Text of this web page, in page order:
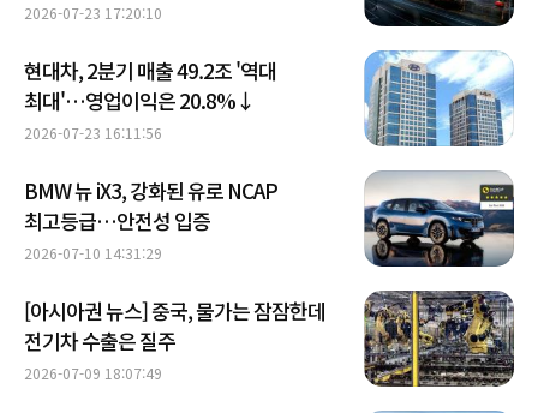
2026-07-23 17:20:10
현대차, 2분기 매출 49.2조 '역대
최대'…영업이익은 20.8%↓
2026-07-23 16:11:56
BMW 뉴 iX3, 강화된 유로 NCAP
최고등급…안전성 입증
2026-07-10 14:31:29
[아시아권 뉴스] 중국, 물가는 잠잠한데
전기차 수출은 질주
2026-07-09 18:07:49